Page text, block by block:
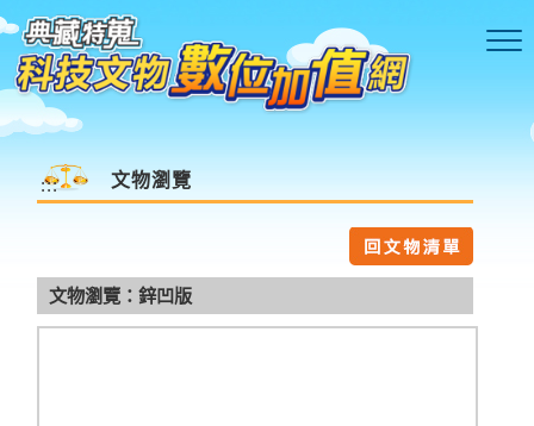
跳到主要內容區塊
::: 文物瀏覽
文物瀏覽：鋅凹版